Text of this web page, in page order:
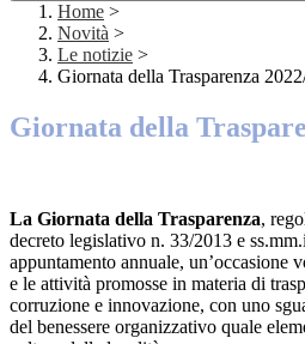
Home >
Novità >
Le notizie >
Giornata della Trasparenza
Giornata della
La Giornata della Trasparenza,
decreto legislativo n. 33/2013 e
appuntamento annuale, un’occasione
e le attività promosse in materia di
corruzione e innovazione, con uno
del benessere organizzativo quale